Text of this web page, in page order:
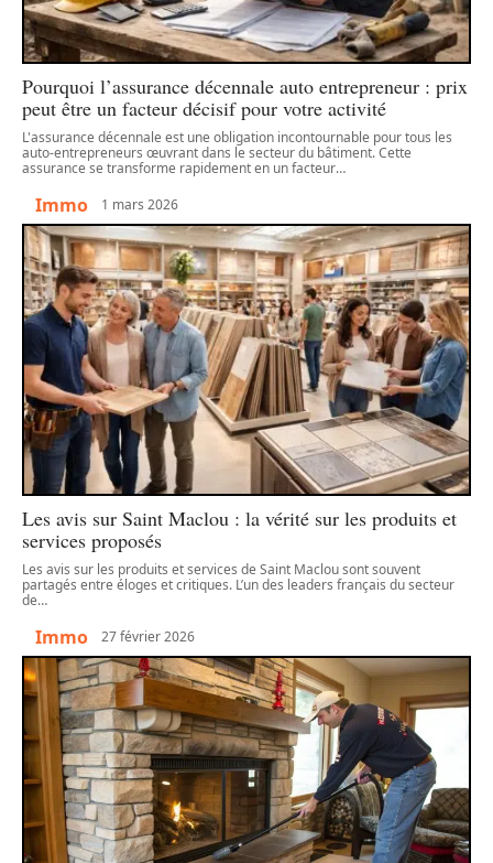
Pourquoi l’assurance décennale auto entrepreneur : prix
peut être un facteur décisif pour votre activité
L'assurance décennale est une obligation incontournable pour tous les
auto-entrepreneurs œuvrant dans le secteur du bâtiment. Cette
assurance se transforme rapidement en un facteur…
Immo 1 mars 2026
Les avis sur Saint Maclou : la vérité sur les produits et
services proposés
Les avis sur les produits et services de Saint Maclou sont souvent
partagés entre éloges et critiques. L’un des leaders français du secteur
de…
Immo 27 février 2026